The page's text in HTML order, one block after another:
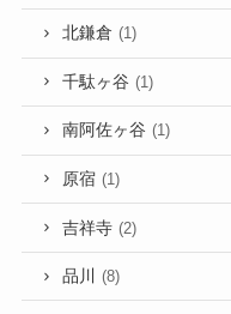
北鎌倉 (1)
千駄ヶ谷 (1)
南阿佐ヶ谷 (1)
原宿 (1)
吉祥寺 (2)
品川 (8)